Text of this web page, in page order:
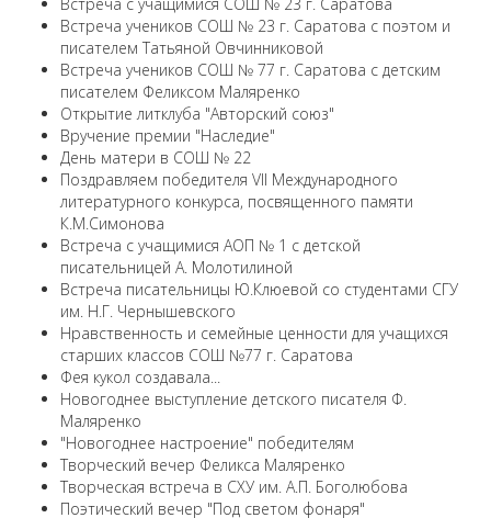
Встреча учеников СОШ № 23 г. Саратова с поэтом и
писателем Татьяной Овчинниковой
Встреча учеников СОШ № 77 г. Саратова с детским
писателем Феликсом Маляренко
Открытие литклуба "Авторский союз"
Вручение премии "Наследие"
День матери в СОШ № 22
Поздравляем победителя VII Международного
литературного конкурса, посвященного памяти
К.М.Симонова
Встреча с учащимися АОП № 1 с детской
писательницей А. Молотилиной
Встреча писательницы Ю.Клюевой со студентами СГУ
им. Н.Г. Чернышевского
Нравственность и семейные ценности для учащихся
старших классов СОШ №77 г. Саратова
Фея кукол создавала...
Новогоднее выступление детского писателя Ф.
Маляренко
"Новогоднее настроение" победителям
Творческий вечер Феликса Маляренко
Творческая встреча в СХУ им. А.П. Боголюбова
Поэтический вечер "Под светом фонаря"